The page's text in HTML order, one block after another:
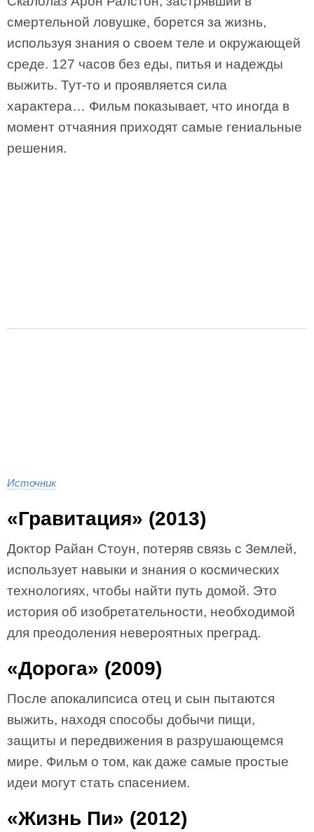
смертельной ловушке, борется за жизнь,
используя знания о своем теле и окружающей
среде. 127 часов без еды, питья и надежды
выжить. Тут-то и проявляется сила
характера… Фильм показывает, что иногда в
момент отчаяния приходят самые гениальные
решения.
Источник
«Гравитация» (2013)
Доктор Райан Стоун, потеряв связь с Землей,
использует навыки и знания о космических
технологиях, чтобы найти путь домой. Это
история об изобретательности, необходимой
для преодоления невероятных преград.
«Дорога» (2009)
После апокалипсиса отец и сын пытаются
выжить, находя способы добычи пищи,
защиты и передвижения в разрушающемся
мире. Фильм о том, как даже самые простые
идеи могут стать спасением.
«Жизнь Пи» (2012)